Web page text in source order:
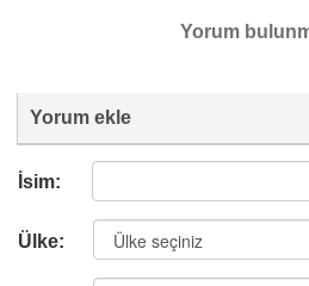
Yorum
Yorum ekle
İsim:
Ülke: